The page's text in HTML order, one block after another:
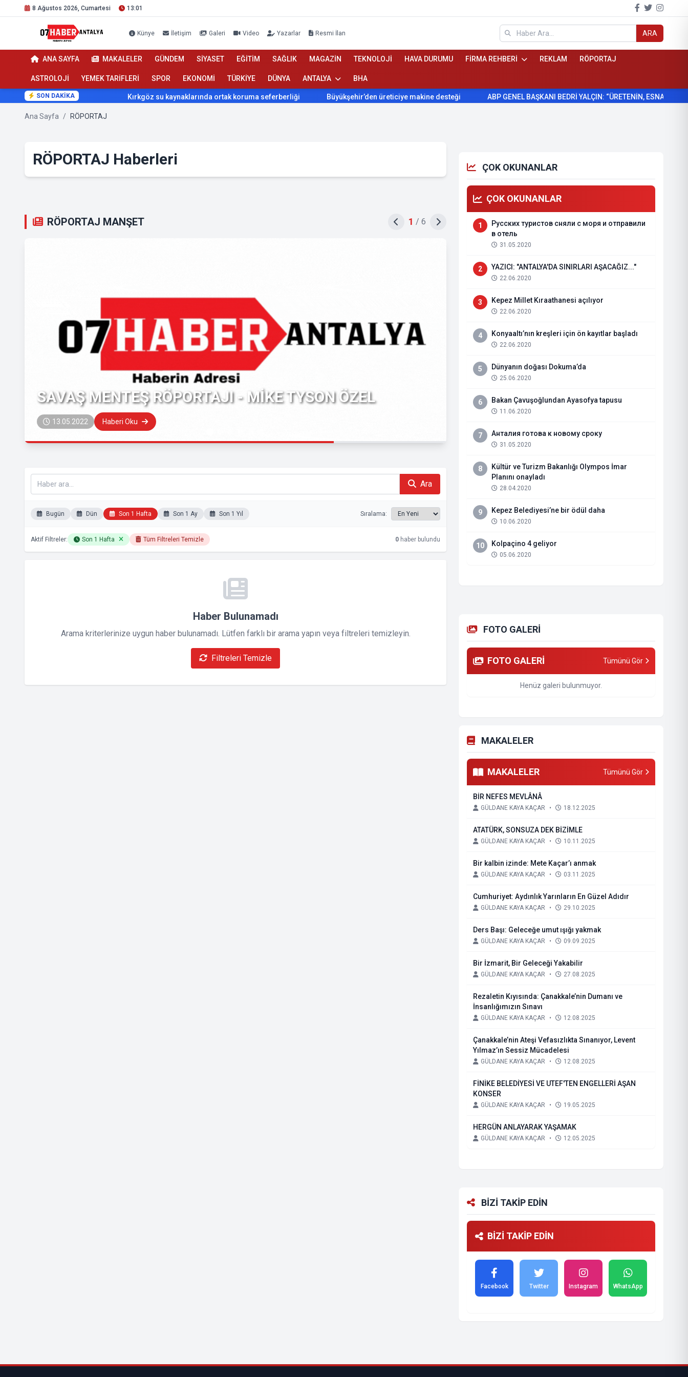
8 Ağustos 2026, Cumartesi 13:01
Künye İletişim Galeri Video Yazarlar Resmi İlan ARA
ANA SAYFA MAKALELER GÜNDEM SİYASET EĞİTİM SAĞLIK MAGAZİN TEKNOLOJİ HAVA DURUMU FİRMA REHBERİ REKLAM RÖPORTAJ
ASTROLOJİ YEMEK TARİFLERİ SPOR EKONOMİ TÜRKİYE DÜNYA ANTALYA BHA
SON DAKİKA Kırkgöz su kaynaklarında ortak koruma seferberliği Büyükşehir’den üreticiye makine desteği ABP GENEL BAŞKANI BEDRİ YALÇIN: “ÜRETENİN, ESNAFIN VE
Ana Sayfa / RÖPORTAJ
RÖPORTAJ Haberleri
RÖPORTAJ MANŞET 1 / 6
SAVAŞ MENTEŞ RÖPORTAJI - MİKE TYSON ÖZEL
13.05.2022 Haberi Oku
RENKLİ SİMALARDA GÜL
ÖZÇELİK OLDU
Ara
Bugün Dün Son 1 Hafta Son 1 Ay Son 1 Yıl Sıralama:
Aktif Filtreler: Son 1 Hafta Tüm Filtreleri Temizle 0 haber bulundu
Haber Bulunamadı
Arama kriterlerinize uygun haber bulunamadı. Lütfen farklı bir arama yapın veya filtreleri temizleyin.
Filtreleri Temizle
ÇOK OKUNANLAR
ÇOK OKUNANLAR
1
Русских туристов сняли с моря и отправили
в отель
31.05.2020
2 YAZICI: "ANTALYA'DA SINIRLARI AŞACAĞIZ..."
22.06.2020
3 Kepez Millet Kıraathanesi açılıyor
22.06.2020
4 Konyaaltı’nın kreşleri için ön kayıtlar başladı
22.06.2020
5 Dünyanın doğası Dokuma’da
25.06.2020
6 Bakan Çavuşoğlundan Ayasofya tapusu
11.06.2020
7 Анталия готова к новому сроку
31.05.2020
8
Kültür ve Turizm Bakanlığı Olympos İmar
Planını onayladı
28.04.2020
9 Kepez Belediyesi’ne bir ödül daha
10.06.2020
10 Kolpaçino 4 geliyor
05.06.2020
FOTO GALERİ
FOTO GALERİ Tümünü Gör
Henüz galeri bulunmuyor.
MAKALELER
MAKALELER Tümünü Gör
BİR NEFES MEVLÂNÂ
GÜLDANE KAYA KAÇAR • 18.12.2025
ATATÜRK, SONSUZA DEK BİZİMLE
GÜLDANE KAYA KAÇAR • 10.11.2025
Bir kalbin izinde: Mete Kaçar’ı anmak
GÜLDANE KAYA KAÇAR • 03.11.2025
Cumhuriyet: Aydınlık Yarınların En Güzel Adıdır
GÜLDANE KAYA KAÇAR • 29.10.2025
Ders Başı: Geleceğe umut ışığı yakmak
GÜLDANE KAYA KAÇAR • 09.09.2025
Bir İzmarit, Bir Geleceği Yakabilir
GÜLDANE KAYA KAÇAR • 27.08.2025
Rezaletin Kıyısında: Çanakkale’nin Dumanı ve
İnsanlığımızın Sınavı
GÜLDANE KAYA KAÇAR • 12.08.2025
Çanakkale’nin Ateşi Vefasızlıkta Sınanıyor, Levent
Yılmaz’ın Sessiz Mücadelesi
GÜLDANE KAYA KAÇAR • 12.08.2025
FİNİKE BELEDİYESİ VE UTEF'TEN ENGELLERİ AŞAN
KONSER
GÜLDANE KAYA KAÇAR • 19.05.2025
HERGÜN ANLAYARAK YAŞAMAK
GÜLDANE KAYA KAÇAR • 12.05.2025
BİZİ TAKİP EDİN
BİZİ TAKİP EDİN
Facebook Twitter Instagram WhatsApp